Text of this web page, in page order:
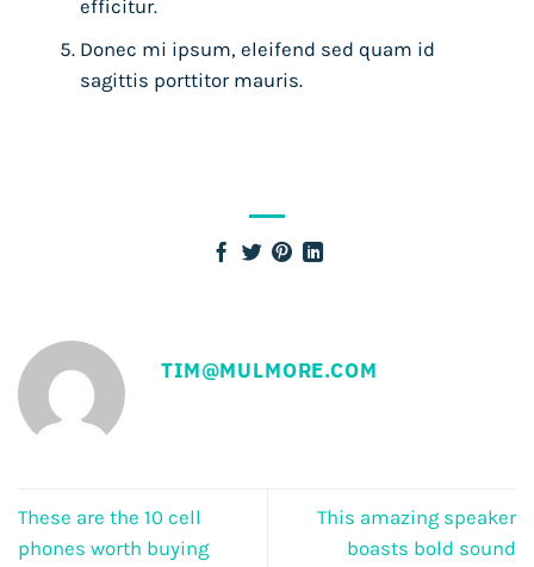
efficitur.
Donec mi ipsum, eleifend sed quam id
sagittis porttitor mauris.
TIM@MULMORE.COM
These are the 10 cell
phones worth buying
This amazing speaker
boasts bold sound